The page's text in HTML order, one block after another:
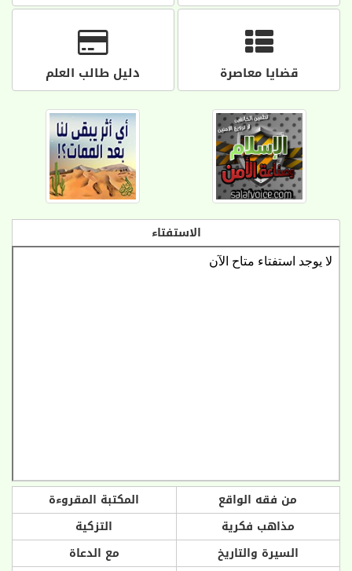
قضايا معاصرة دليل طالب العلم
الاستفتاء
من فقه الواقع
المكتبة المقروءة
مذاهب فكرية
التزكية
السيرة والتاريخ
مع الدعاة